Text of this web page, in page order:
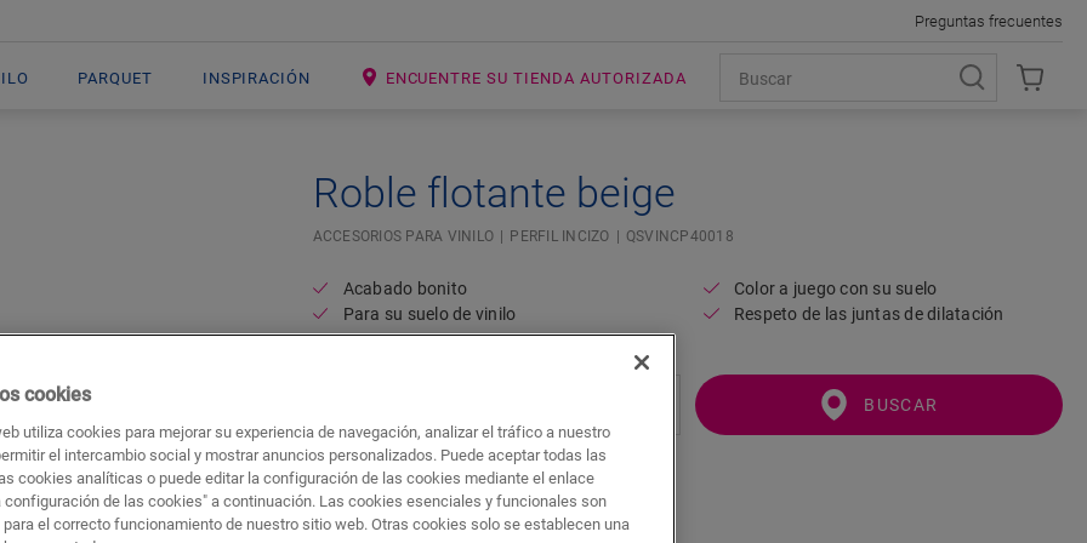
PARQUET INSPIRACIÓN ENCUENTRE SU TIENDA AUTORIZADA
Preguntas frecuentes
Roble flotante beige
ACCESORIOS PARA VINILO PERFIL INCIZO QSVINCP40018
Acabado bonito
Para su suelo de vinilo
Color a juego con su suelo
Respeto de las juntas de dilatación
BUSCAR
cookies
utiliza cookies para mejorar su experiencia de navegación, analizar el tráfico a nuestro
el intercambio social y mostrar anuncios personalizados. Puede aceptar todas las
cookies analíticas o puede editar la configuración de las cookies mediante el enlace
configuración de las cookies" a continuación. Las cookies esenciales y funcionales son
el correcto funcionamiento de nuestro sitio web. Otras cookies solo se establecen una